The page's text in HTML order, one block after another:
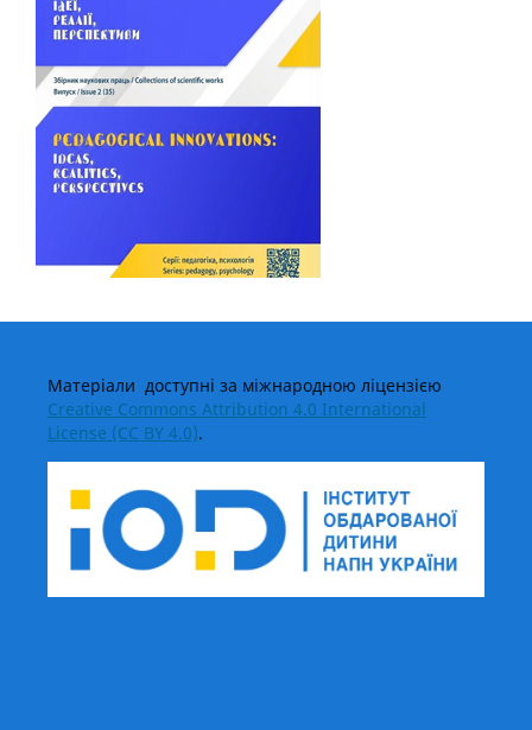
Матеріали доступні за міжнародною ліцензією
Creative Commons Attribution 4.0 International
License (CC BY 4.0).